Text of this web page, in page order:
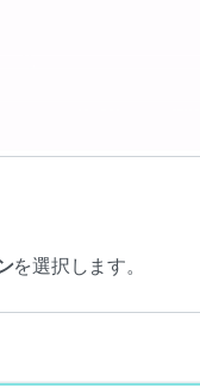
を選択します。